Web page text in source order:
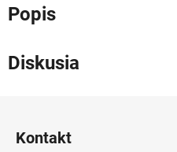
Popis
Diskusia
Kontakt